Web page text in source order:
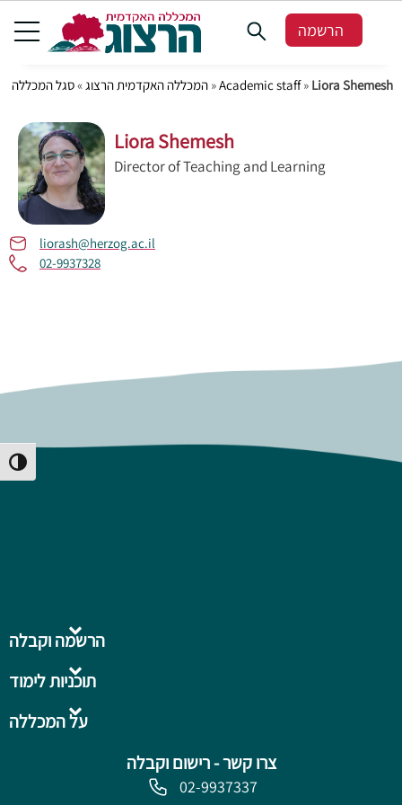
Toggle High Contrast
הרשמה
המכללה האקדמית הרצוג »סגל המכללה »Academic staff» Liora Shemesh
Liora Shemesh
Director of Teaching and Learning
liorash@herzog.ac.il
02-9937328
צרו קשר - רישום וקבלה
02-9937337
על המכללה
תוכניות לימוד
הרשמה וקבלה